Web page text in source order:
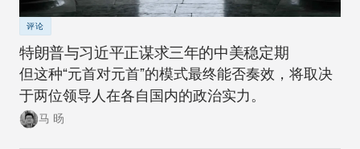
评论
特朗普与习近平正谋求三年的中美稳定期
但这种“元首对元首”的模式最终能否奏效，将取决
于两位领导人在各自国内的政治实力。
马 旸